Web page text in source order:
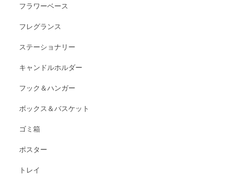
フラワーベース
フレグランス
ステーショナリー
キャンドルホルダー
フック＆ハンガー
ボックス＆バスケット
ゴミ箱
ポスター
トレイ